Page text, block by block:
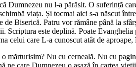
Dumnezeu nu l-a părăsit. O suferință
viața. Și tocmai aici s-a născut
Biserică. Patru vor rămâne până la
Scriptura este deplină. Poate
celui care L-a cunoscut atât de
Nu cu cerneală. Nu cu